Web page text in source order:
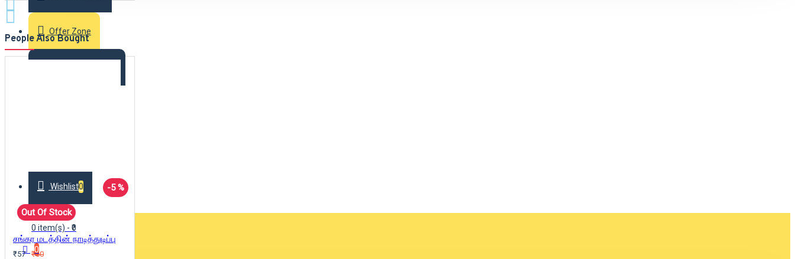
Offer Zone
Wishlist0
0 item(s) - ₹0
0
People Also Bought
-5 %
Out Of Stock
சங்கர மடத்தின் நாடித்துடிப்பு
₹57 ₹60